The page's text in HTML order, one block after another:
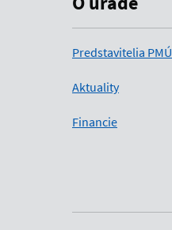
Predstavitelia PMÚ
Aktuality
Financie